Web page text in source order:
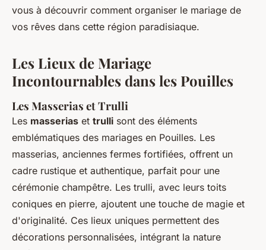
vous à découvrir comment organiser le mariage de
vos rêves dans cette région paradisiaque.
Les Lieux de Mariage
Incontournables dans les Pouilles
Les Masserias et Trulli
Les masserias et trulli sont des éléments
emblématiques des mariages en Pouilles. Les
masserias, anciennes fermes fortifiées, offrent un
cadre rustique et authentique, parfait pour une
cérémonie champêtre. Les trulli, avec leurs toits
coniques en pierre, ajoutent une touche de magie et
d'originalité. Ces lieux uniques permettent des
décorations personnalisées, intégrant la nature